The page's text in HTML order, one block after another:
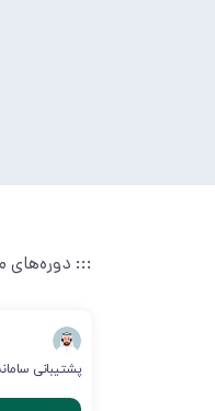
::: دوره‌های
پشتیبانی